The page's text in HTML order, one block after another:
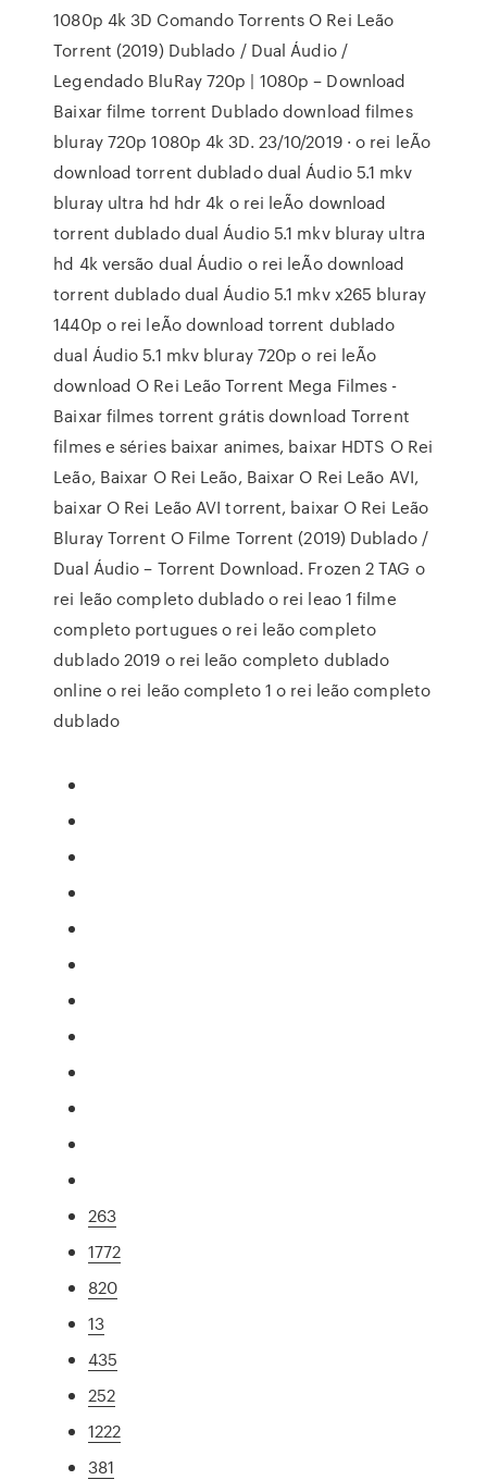
1080p 4k 3D Comando Torrents O Rei Leão
Torrent (2019) Dublado / Dual Áudio /
Legendado BluRay 720p | 1080p – Download
Baixar filme torrent Dublado download filmes
bluray 720p 1080p 4k 3D. 23/10/2019 · o rei leÃo
download torrent dublado dual Áudio 5.1 mkv
bluray ultra hd hdr 4k o rei leÃo download
torrent dublado dual Áudio 5.1 mkv bluray ultra
hd 4k versão dual Áudio o rei leÃo download
torrent dublado dual Áudio 5.1 mkv x265 bluray
1440p o rei leÃo download torrent dublado
dual Áudio 5.1 mkv bluray 720p o rei leÃo
download O Rei Leão Torrent Mega Filmes -
Baixar filmes torrent grátis download Torrent
filmes e séries baixar animes, baixar HDTS O Rei
Leão, Baixar O Rei Leão, Baixar O Rei Leão AVI,
baixar O Rei Leão AVI torrent, baixar O Rei Leão
Bluray Torrent O Filme Torrent (2019) Dublado /
Dual Áudio – Torrent Download. Frozen 2 TAG o
rei leão completo dublado o rei leao 1 filme
completo portugues o rei leão completo
dublado 2019 o rei leão completo dublado
online o rei leão completo 1 o rei leão completo
dublado
263
1772
820
13
435
252
1222
381